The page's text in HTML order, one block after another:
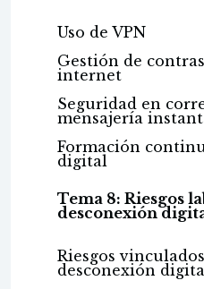
Uso de VPN
Gestión de
internet
Seguridad en
mensajería
Formación
digital
Tema 8: Riesgos
desconexión
Riesgos
desconexión